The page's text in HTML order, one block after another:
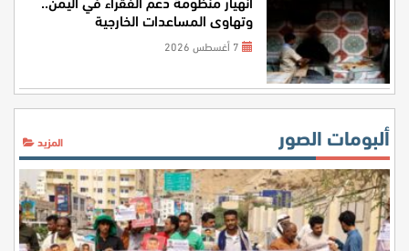
وتهاوي المساعدات الخارجية
ألبومات الصور المزيد